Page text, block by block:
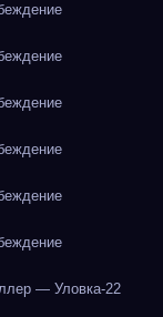
— Уловка-22